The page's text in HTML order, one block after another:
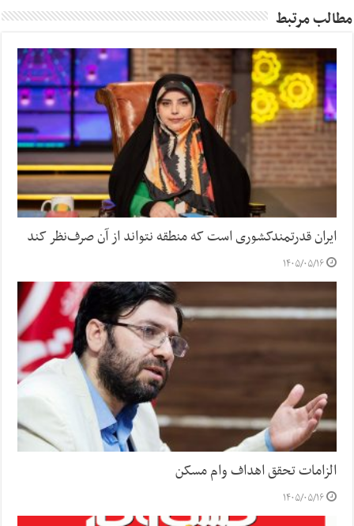
مطالب مرتبط
ایران قدرتمندکشوری است که منطقه نتواند از آن صرف‌نظر کند
۱۴۰۵/۰۵/۱۶
الزامات تحقق اهداف وام مسکن
۱۴۰۵/۰۵/۱۶